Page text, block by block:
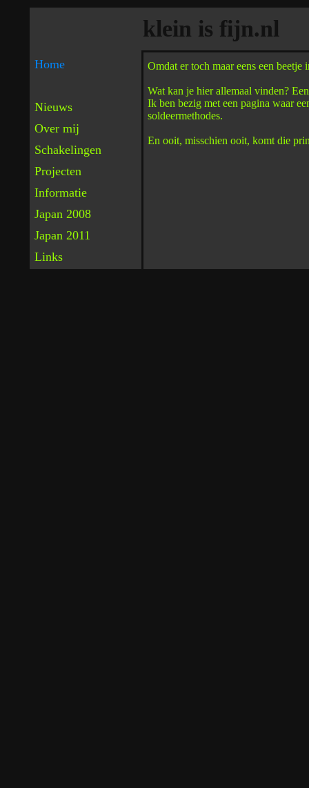
klein is fijn.nl
Home
Nieuws
Over mij
Schakelingen
Projecten
Informatie
Japan 2008
Japan 2011
Links
Omdat er toch maar eens een beetje
Wat kan je hier allemaal vinden?
Ik ben bezig met een pagina waar
soldeermethodes.
En ooit, misschien ooit, komt die